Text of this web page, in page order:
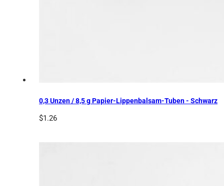
0,3 Unzen / 8,5 g Papier-Lippenbalsam-Tuben - Schwarz
$1.26